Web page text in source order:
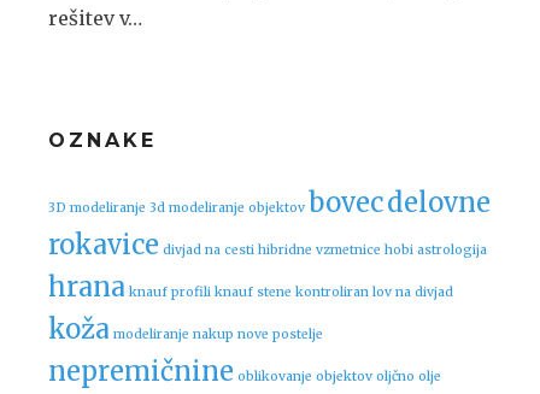
rešitev v…
OZNAKE
3D modeliranje 3d modeliranje objektov bovecdelovne
rokavice divjad na cesti hibridne vzmetnice hobi astrologija
hrana knauf profili knauf stene kontroliran lov na divjad
koža modeliranje nakup nove postelje
nepremičnine oblikovanje objektov oljčno olje